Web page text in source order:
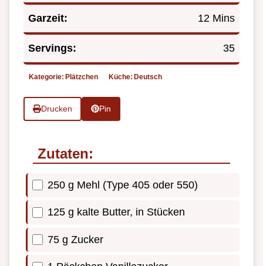
Garzeit: 12 Mins
Servings: 35
Kategorie: Plätzchen Küche: Deutsch
Drucken Pin
Zutaten:
250 g Mehl (Type 405 oder 550)
125 g kalte Butter, in Stücken
75 g Zucker